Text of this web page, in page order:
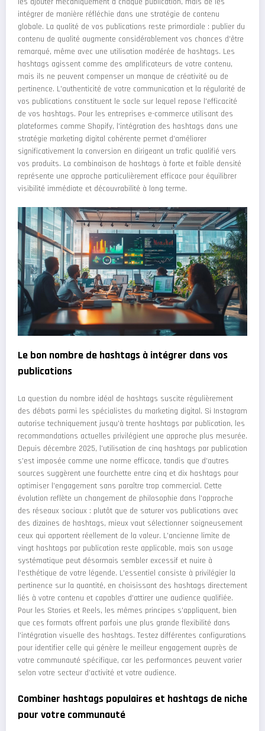
intégrer de manière réfléchie dans une stratégie de contenu
globale. La qualité de vos publications reste primordiale : publier du
contenu de qualité augmente considérablement vos chances d'être
remarqué, même avec une utilisation modérée de hashtags. Les
hashtags agissent comme des amplificateurs de votre contenu,
mais ils ne peuvent compenser un manque de créativité ou de
pertinence. L'authenticité de votre communication et la régularité de
vos publications constituent le socle sur lequel repose l'efficacité
de vos hashtags. Pour les entreprises e-commerce utilisant des
plateformes comme Shopify, l'intégration des hashtags dans une
stratégie marketing digital cohérente permet d'améliorer
significativement la conversion en dirigeant un trafic qualifié vers
vos produits. La combinaison de hashtags à forte et faible densité
représente une approche particulièrement efficace pour équilibrer
visibilité immédiate et découvrabilité à long terme.
Le bon nombre de hashtags à intégrer dans vos
publications
La question du nombre idéal de hashtags suscite régulièrement
des débats parmi les spécialistes du marketing digital. Si Instagram
autorise techniquement jusqu'à trente hashtags par publication, les
recommandations actuelles privilégient une approche plus mesurée.
Depuis décembre 2025, l'utilisation de cinq hashtags par publication
s'est imposée comme une norme efficace, tandis que d'autres
sources suggèrent une fourchette entre cinq et dix hashtags pour
optimiser l'engagement sans paraître trop commercial. Cette
évolution reflète un changement de philosophie dans l'approche
des réseaux sociaux : plutôt que de saturer vos publications avec
des dizaines de hashtags, mieux vaut sélectionner soigneusement
ceux qui apportent réellement de la valeur. L'ancienne limite de
vingt hashtags par publication reste applicable, mais son usage
systématique peut désormais sembler excessif et nuire à
l'esthétique de votre légende. L'essentiel consiste à privilégier la
pertinence sur la quantité, en choisissant des hashtags directement
liés à votre contenu et capables d'attirer une audience qualifiée.
Pour les Stories et Reels, les mêmes principes s'appliquent, bien
que ces formats offrent parfois une plus grande flexibilité dans
l'intégration visuelle des hashtags. Testez différentes configurations
pour identifier celle qui génère le meilleur engagement auprès de
votre communauté spécifique, car les performances peuvent varier
selon votre secteur d'activité et votre audience.
Combiner hashtags populaires et hashtags de niche
pour votre communauté